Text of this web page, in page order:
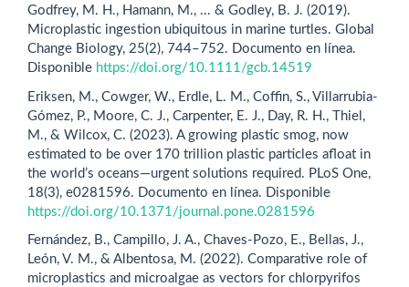
Godfrey, M. H., Hamann, M., ... & Godley, B. J. (2019).
Microplastic ingestion ubiquitous in marine turtles. Global
Change Biology, 25(2), 744–752. Documento en línea.
Disponible https://doi.org/10.1111/gcb.14519
Eriksen, M., Cowger, W., Erdle, L. M., Coffin, S., Villarrubia-
Gómez, P., Moore, C. J., Carpenter, E. J., Day, R. H., Thiel,
M., & Wilcox, C. (2023). A growing plastic smog, now
estimated to be over 170 trillion plastic particles afloat in
the world’s oceans—urgent solutions required. PLoS One,
18(3), e0281596. Documento en línea. Disponible
https://doi.org/10.1371/journal.pone.0281596
Fernández, B., Campillo, J. A., Chaves-Pozo, E., Bellas, J.,
León, V. M., & Albentosa, M. (2022). Comparative role of
microplastics and microalgae as vectors for chlorpyrifos